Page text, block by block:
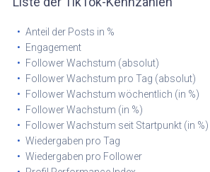
Anteil der Posts in %
Engagement
Follower Wachstum (absolut)
Follower Wachstum pro Tag (absolut)
Follower Wachstum wöchentlich (in %)
Follower Wachstum (in %)
Follower Wachstum seit Startpunkt (in %)
Wiedergaben pro Tag
Wiedergaben pro Follower